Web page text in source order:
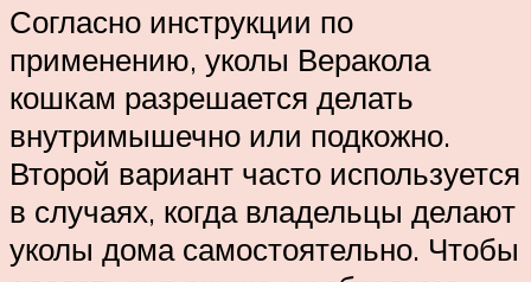
Согласно инструкции по
применению, уколы Веракола
кошкам разрешается делать
внутримышечно или подкожно.
Второй вариант часто используется
в случаях, когда владельцы делают
уколы дома самостоятельно. Чтобы